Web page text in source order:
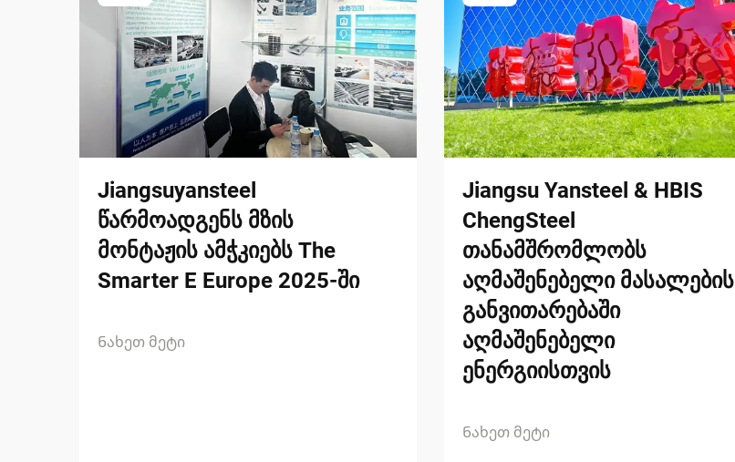
Jiangsuyansteel
წარმოადგენს მზის
მონტაჟის ამჭკიებს The
Smarter E Europe 2025-ში
Ნახეთ მეტი
Jiangsu Yansteel & HBIS
ChengSteel
თანამშრომლობს
აღმაშენებელი მასალების
განვითარებაში
აღმაშენებელი
ენერგიისთვის
Ნახეთ მეტი